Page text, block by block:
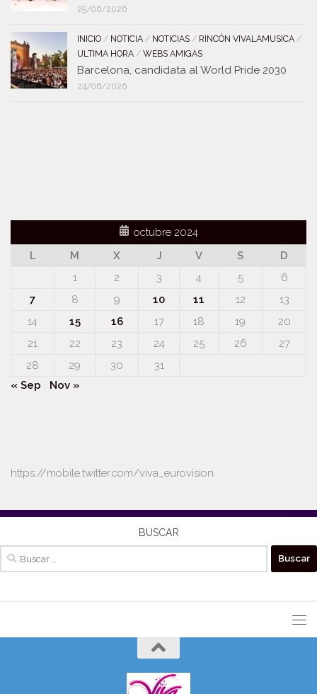
25/06/2026
INICIO / NOTICIA / NOTICIAS / RINCÓN VIVALAMUSICA /
ULTIMA HORA / WEBS AMIGAS
Barcelona, candidata al World Pride 2030
24/06/2026
octubre 2024
L
M X J V S
D
1
2 3 4 5
6
7
8 9 10 11 12
13
14
15 16 17 18 19
20
21
22 23 24 25 26
27
28
29 30
31
« Sep
Nov »
https://mobile.twitter.com/viva_eurovision
BUSCAR